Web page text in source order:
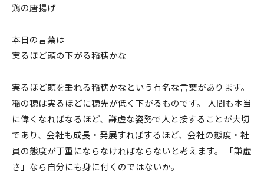
鶏の唐揚げ
本日の言葉は
実るほど頭の下がる稲穂かな
実るほど頭を垂れる稲穂かなという有名な言葉があります。
稲の穂は実るほどに穂先が低く下がるものです。 人間も本当
に偉くなればなるほど、謙虚な姿勢で人と接することが大切
であり、会社も成長・発展すればするほど、会社の態度・社
員の態度が丁重にならなければならないと考えます。 「謙虚
さ」なら自分にも身に付くのではないか。